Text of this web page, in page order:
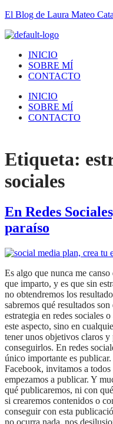
El Blog de Laura Mateo
INICIO
SOBRE MÍ
CONTACTO
INICIO
SOBRE MÍ
CONTACTO
Etiqueta:
sociales
En Redes
paraíso
Es algo que nunca me
que imparto, y es que sin
no obtendremos los
sabremos qué resultados
estrategia en redes sociales
este aspecto, sino en
tener unos objetivos claros
conseguirlos. En redes
único importante es
Facebook, invitamos a
empezamos a publicar. Y
qué publicaremos, ni con
si crearemos contenidos o
conseguir con esta
no ocurra nada, nos